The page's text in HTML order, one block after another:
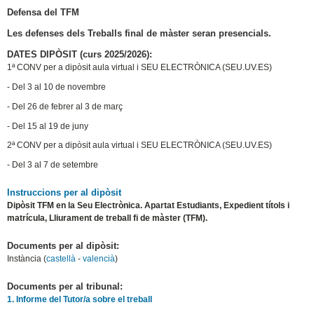
Defensa del TFM
Les defenses dels Treballs final de màster seran presencials.
DATES DIPÒSIT (curs 2025/2026):
1ª CONV per a dipòsit aula virtual i SEU ELECTRÒNICA (SEU.UV.ES)
- Del 3 al 10 de novembre
- Del 26 de febrer al 3 de març
- Del 15 al 19 de juny
2ª CONV per a dipòsit aula virtual i SEU ELECTRÒNICA (SEU.UV.ES)
- Del 3 al 7 de setembre
Instruccions per al dipòsit
Dipòsit TFM en la Seu Electrònica. Apartat Estudiants, Expedient títols i
matrícula, Lliurament de treball fi de màster (TFM).
Documents per al dipòsit:
Instància (castellà-valencià)
Documents per al tribunal:
1. Informe del Tutor/a sobre el treball